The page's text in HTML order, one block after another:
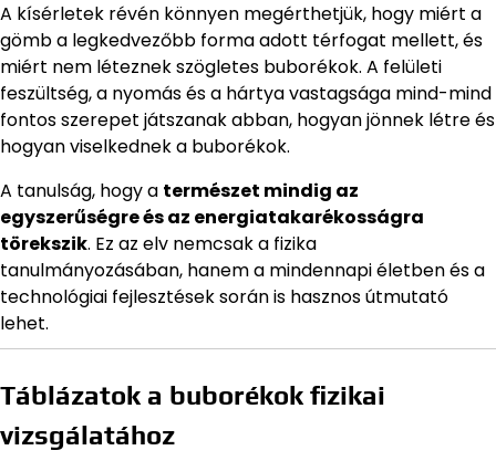
A kísérletek révén könnyen megérthetjük, hogy miért a
gömb a legkedvezőbb forma adott térfogat mellett, és
miért nem léteznek szögletes buborékok. A felületi
feszültség, a nyomás és a hártya vastagsága mind-mind
fontos szerepet játszanak abban, hogyan jönnek létre és
hogyan viselkednek a buborékok.
A tanulság, hogy a természet mindig az
egyszerűségre és az energiatakarékosságra
törekszik. Ez az elv nemcsak a fizika
tanulmányozásában, hanem a mindennapi életben és a
technológiai fejlesztések során is hasznos útmutató
lehet.
Táblázatok a buborékok fizikai
vizsgálatához